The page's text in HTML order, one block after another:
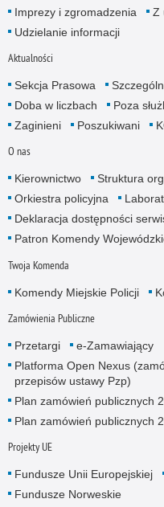
Imprezy i zgromadzenia
Z
Udzielanie informacji
Aktualności
Sekcja Prasowa
Doba w liczbach
Poza
Zaginieni
Poszukiwani
O nas
Kierownictwo Struktura
Orkiestra policyjna
Deklaracja dostępności
Patron Komendy
Twoja Komenda
Komendy Miejskie Policji
Zamówienia Publiczne
Przetargi
e-Zamawiający
Platforma Open Nexus
przepisów ustawy Pzp)
Plan zamówień publicznych
Plan zamówień publicznych
Projekty UE
Fundusze Unii Europejskiej
Fundusze Norweskie